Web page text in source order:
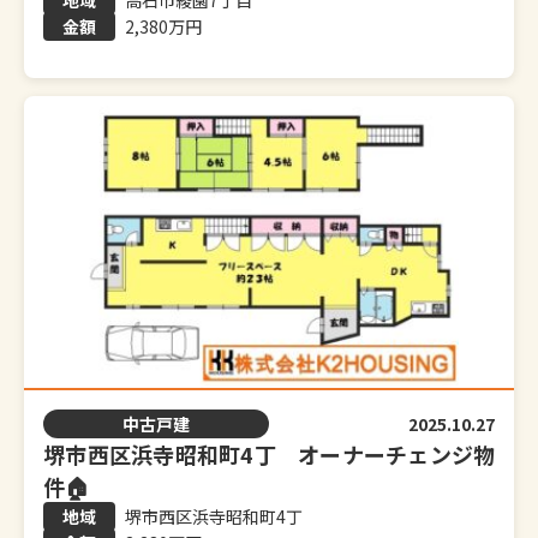
2,380万円
中古戸建 2025.10.27
堺市西区浜寺昭和町4丁 オーナーチェンジ物
件🏠
堺市西区浜寺昭和町4丁